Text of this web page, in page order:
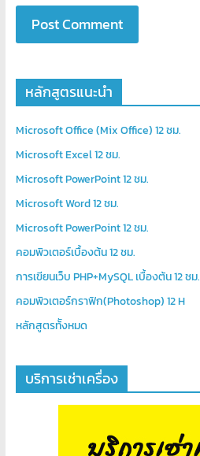
หลักสูตรแนะนำ
Microsoft Office (Mix Office) 12 ชม.
Microsoft Excel 12 ชม.
Microsoft PowerPoint 12 ชม.
Microsoft Word 12 ชม.
Microsoft PowerPoint 12 ชม.
คอมพิวเตอร์เบื้องต้น 12 ชม.
การเขียนเว็บ PHP+MySQL เบื้องต้น 12 ชม.
คอมพิวเตอร์กราฟิก(Photoshop) 12 H
หลักสูตรท้ังหมด
บริการเช่าเครื่อง